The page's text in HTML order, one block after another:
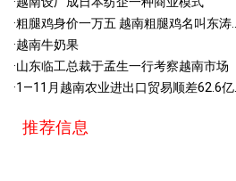
·粗腿鸡身价一万五 越南粗腿鸡名叫东涛...
·越南牛奶果
·山东临工总裁于孟生一行考察越南市场
·1—11月越南农业进出口贸易顺差62.6亿...
推荐信息